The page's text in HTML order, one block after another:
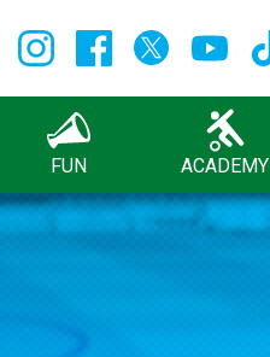
FUN ACADEMY